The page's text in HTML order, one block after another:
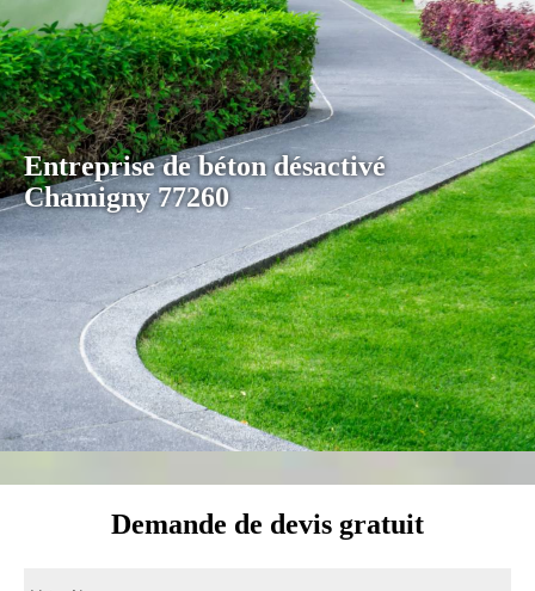
Entreprise de béton désactivé
Chamigny 77260
Demande de devis gratuit